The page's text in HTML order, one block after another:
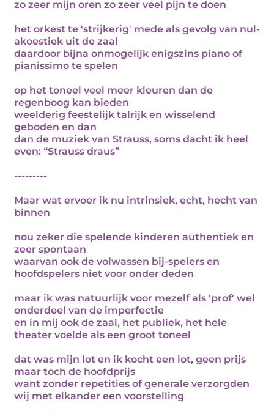
zo zeer mijn oren zo zeer veel pijn te doen
het orkest te 'strijkerig' mede als gevolg van nul-
akoestiek uit de zaal
daardoor bijna onmogelijk enigszins piano of
pianissimo te spelen
op het toneel veel meer kleuren dan de
regenboog kan bieden
weelderig feestelijk talrijk en wisselend
geboden en dan
dan de muziek van Strauss, soms dacht ik heel
even: “Strauss draus”
---------
Maar wat ervoer ik nu intrinsiek, echt, hecht van
binnen
nou zeker die spelende kinderen authentiek en
zeer spontaan
waarvan ook de volwassen bij-spelers en
hoofdspelers niet voor onder deden
maar ik was natuurlijk voor mezelf als 'prof' wel
onderdeel van de imperfectie
en in mij ook de zaal, het publiek, het hele
theater voelde als een groot toneel
dat was mijn lot en ik kocht een lot, geen prijs
maar toch de hoofdprijs
want zonder repetities of generale verzorgden
wij met elkander een voorstelling